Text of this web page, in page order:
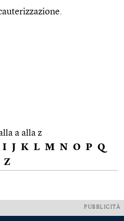
a alla z
I J K L M N O P Q
Z
PUBBLICITÀ